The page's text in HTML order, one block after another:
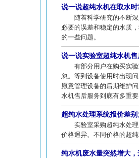
说一说超纯水机在取水
随着科学研究的不断深
必要的误差和稳定的水质
的一些问题。
说一说实验室超纯水机
有部分用户在购买实验
忽。等到设备使用时出现
愿意管理设备的后期维护
水机售后服务到底有多重
超纯水处理系统报价差
实验室采购超纯水处理
价格迥异。不同价格的超
纯水机废水量突然增大